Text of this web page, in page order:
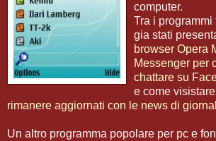
computer.
Tra i
gia stati
browser Opera
Messenger per
chattare su
e come
rimanere aggiornati con le news di
Un altro programma popolare per pc e